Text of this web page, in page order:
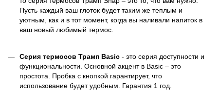
Пусть каждый ваш глоток будет таким же теплым и
уютным, как и в тот момент, когда вы наливали напиток в
ваш новый любимый термос.
Серия термосов Трамп Basic - это серия доступности и
функциональности. Основной акцент в Basic – это
простота. Пробка с кнопкой гарантирует, что
использование будет удобным. Гарантия 1 год.